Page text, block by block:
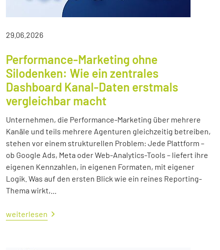
29.06.2026
Performance-Marketing ohne
Silodenken: Wie ein zentrales
Dashboard Kanal-Daten erstmals
vergleichbar macht
Unternehmen, die Performance-Marketing über mehrere
Kanäle und teils mehrere Agenturen gleichzeitig betreiben,
stehen vor einem strukturellen Problem: Jede Plattform –
ob Google Ads, Meta oder Web-Analytics-Tools – liefert ihre
eigenen Kennzahlen, in eigenen Formaten, mit eigener
Logik. Was auf den ersten Blick wie ein reines Reporting-
Thema wirkt,...
weiterlesen